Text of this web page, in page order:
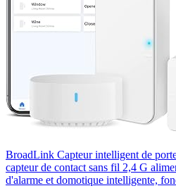
BroadLink Capteur intelligent de
capteur de contact sans fil 2,4 G
d'alarme et domotique intelligente,